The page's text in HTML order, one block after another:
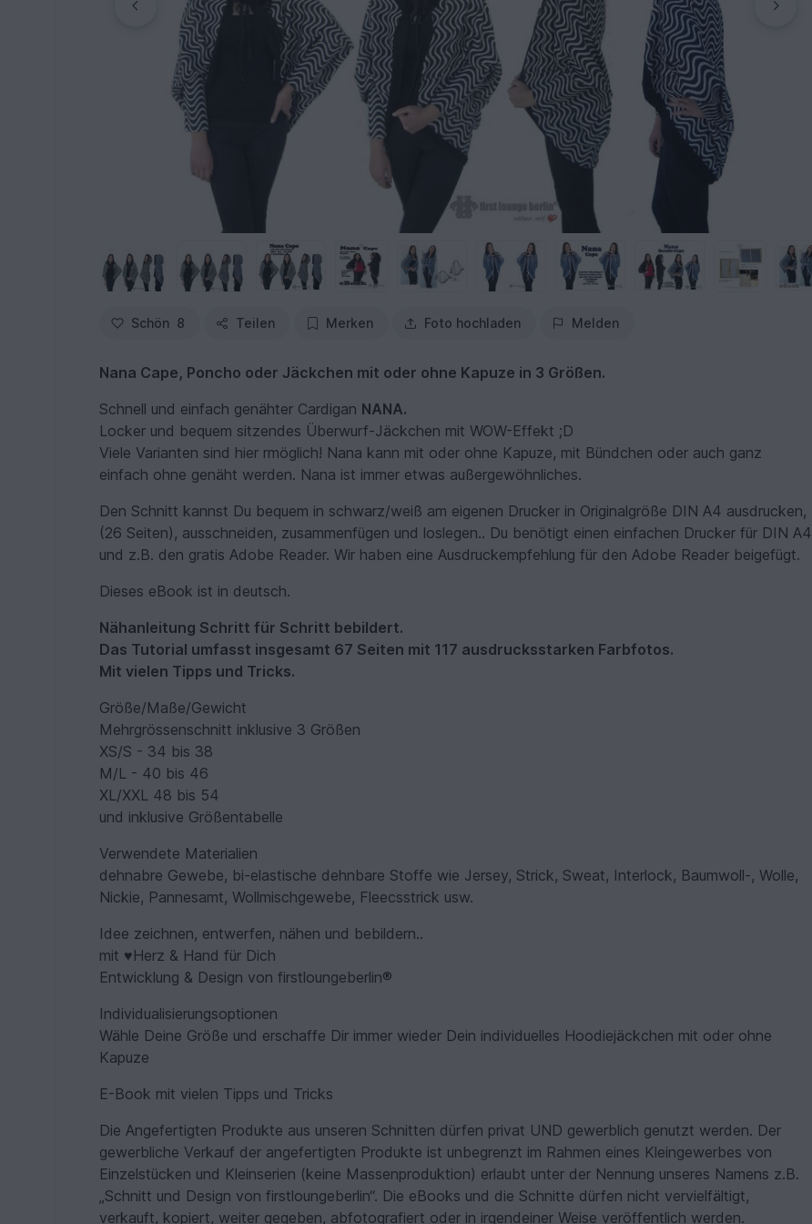
Schön 8 Teilen Merken Foto hochladen Melden
Nana Cape, Poncho oder Jäckchen mit oder ohne Kapuze in 3 Größen.
Schnell und einfach genähter Cardigan NANA.
Locker und bequem sitzendes Überwurf-Jäckchen mit WOW-Effekt ;D
Viele Varianten sind hier rmöglich! Nana kann mit oder ohne Kapuze, mit Bündchen oder auch ganz
einfach ohne genäht werden. Nana ist immer etwas außergewöhnliches.
Den Schnitt kannst Du bequem in schwarz/weiß am eigenen Drucker in Originalgröße DIN A4 ausdrucken,
(26 Seiten), ausschneiden, zusammenfügen und loslegen.. Du benötigt einen einfachen Drucker für DIN A4
und z.B. den gratis Adobe Reader. Wir haben eine Ausdruckempfehlung für den Adobe Reader beigefügt.
Dieses eBook ist in deutsch.
Nähanleitung Schritt für Schritt bebildert.
Das Tutorial umfasst insgesamt 67 Seiten mit 117 ausdrucksstarken Farbfotos.
Mit vielen Tipps und Tricks.
Größe/Maße/Gewicht
Mehrgrössenschnitt inklusive 3 Größen
XS/S - 34 bis 38
M/L - 40 bis 46
XL/XXL 48 bis 54
und inklusive Größentabelle
Verwendete Materialien
dehnabre Gewebe, bi-elastische dehnbare Stoffe wie Jersey, Strick, Sweat, Interlock, Baumwoll-, Wolle,
Nickie, Pannesamt, Wollmischgewebe, Fleecsstrick usw.
Idee zeichnen, entwerfen, nähen und bebildern..
mit ♥Herz & Hand für Dich
Entwicklung & Design von firstloungeberlin®
Individualisierungsoptionen
Wähle Deine Größe und erschaffe Dir immer wieder Dein individuelles Hoodiejäckchen mit oder ohne
Kapuze
E-Book mit vielen Tipps und Tricks
Die Angefertigten Produkte aus unseren Schnitten dürfen privat UND gewerblich genutzt werden. Der
gewerbliche Verkauf der angefertigten Produkte ist unbegrenzt im Rahmen eines Kleingewerbes von
Einzelstücken und Kleinserien (keine Massenproduktion) erlaubt unter der Nennung unseres Namens z.B.
„Schnitt und Design von firstloungeberlin“. Die eBooks und die Schnitte dürfen nicht vervielfältigt,
verkauft, kopiert, weiter gegeben, abfotografiert oder in irgendeiner Weise veröffentlich werden.